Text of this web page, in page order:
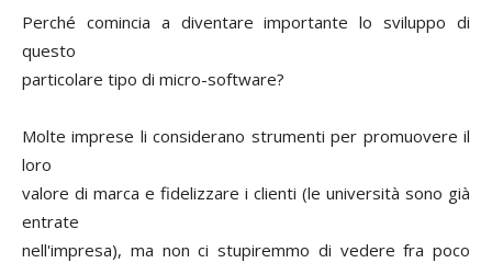
Perché comincia a diventare importante lo sviluppo di
questo
particolare tipo di micro-software?
Molte imprese li considerano strumenti per promuovere il
loro
valore di marca e fidelizzare i clienti (le università sono già
entrate
nell'impresa), ma non ci stupiremmo di vedere fra poco